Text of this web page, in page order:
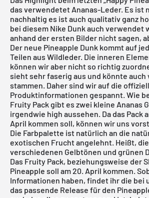
das verwendetet Ananas-Leder. Es ist
nachhaltig es ist auch qualitativ ganz
bei diesem Nike Dunkauch verwendet
anhand der ersten Bilder nicht sagen,
Der neue Pineapple Dunk kommt auf
Teilen aus Wildleder. Die inneren
können wir aber nicht so richtig
sieht sehr faserig aus und könnte auch
stammen. Daher sind wir auf die
Produktinformationen gespannt. Wie
Fruity Pack gibt es zwei kleine Ananas
irgendwie high aussehen. Da das Pack
April kommen soll, können wir uns
Die Farbpalette ist natürlich an die
exotischen Frucht angelehnt. Heißt,
verschiedenen Gelbtönen und grünen
Das Fruity Pack, beziehungsweise der
Pineapple soll am 20. April kommen.
Informationen haben, findet ihr die bei
das passende Release für den